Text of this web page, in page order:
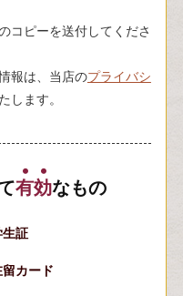
コピーを送付してくださ
報は、当店のプライバシ
します。
有効なもの
生証
留カード